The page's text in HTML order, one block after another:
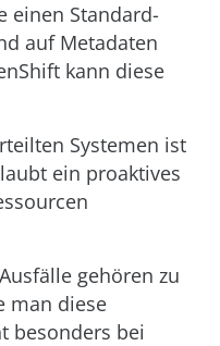
einen Standard-
auf Metadaten
kann diese
Systemen ist
ein proaktives
gehören zu
man diese
besonders bei